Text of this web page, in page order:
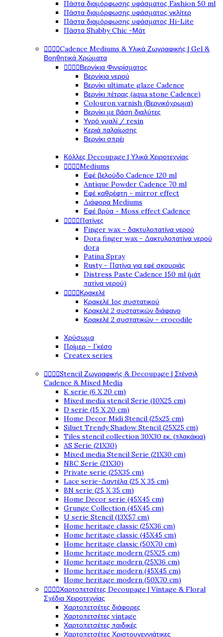
Πάστα διαμόρφωσης υφάσματος Fashion 50 ml
Πάστα διαμόρφωσης υφάσματος γκλίτερ
Πάστα διαμόρφωσης υφάσματος Hi-Lite
Πάστα Shabby Chic -Μάτ
Cadence Mediums & Υλικά Ζωγραφικής | Gel &
Βοηθητικά Χρώματα
Βερνίκια Φινιρίσματος
Βερνίκια νερού
Βερνίκι ultimate glaze Cadence
Βερνίκι πέτρας (aqua stone Cadence)
Colouron varnish (Βερνικόχρωμα)
Βερνίκι με βάση διαλύτες
Υγρό γυαλί / resin
Κεριά παλαίωσης
Βερνίκι σπρέι
Κόλλες Decoupage | Υλικά Χειροτεχνίας
Mediums
Εφέ βελούδο Cadence 120 ml
Antique Powder Cadence 70 ml
Εφέ καθρέφτη - mirror effect
Διάφορα Mediums
Εφέ βρύα - Moss effect Cadence
Πατίνες
Finger wax - δακτυλοπατίνα νερού
Dora finger wax - Δακτυλοπατίνα νερού
dora
Patina Spray
Rusty - Πατίνα για εφέ σκουριάς
Distress Paste Cadence 150 ml (μάτ
πατίνα νερού)
Κρακελέ
Κρακελέ 1ος συστατικού
Κρακελέ 2 συστατικών διάφανο
Κρακελέ 2 συστατικών - crocodile
Χρύσωμα
Πρίμερ - Γκέσο
Createx series
Stencil Ζωγραφικής & Decoupage | Στένσιλ
Cadence & Mixed Media
K serie (6 X 20 cm)
Mixed media stencil Serie (10X25 cm)
D serie (15 X 20 cm)
Home Decor Midi Stencil (25x25 cm)
Siluet Trendy Shadow Stencil (25X25 cm)
Tiles stencil collection 30X30 εκ. (πλακάκια)
AS Serie (21X30)
Mixed media Stencil Serie (21X30 cm)
NBC Serie (21X30)
Private serie (25X35 cm)
Lace serie-Δαντέλα (25 X 35 cm)
BN serie (25 X 35 cm)
Home Decor serie (45X45 cm)
Grunge Collection (45X45 cm)
U serie Stencil (13X57 cm)
Home heritage classic (25X36 cm)
Home heritage classic (45X45 cm)
Home heritage classic (50X70 cm)
Home heritage modern (25X25 cm)
Home heritage modern (25X36 cm)
Home heritage modern (45X45 cm)
Home heritage modern (50X70 cm)
Χαρτοπετσέτες Decoupage | Vintage & Floral
Σχέδια Χειροτεχνίας
Χαρτοπετσέτες διάφορες
Χαρτοπετσέτες vintage
Χαρτοπετσέτες παιδικές
Χαρτοπετσέτες Χριστουγεννιάτικες